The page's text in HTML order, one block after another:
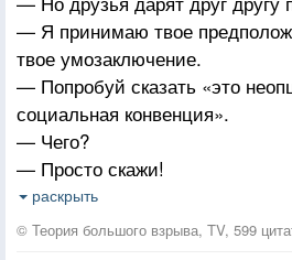
— Я принимаю твое
твое умозаключение.
— Попробуй сказать «это
социальная конвенция».
— Чего?
— Просто скажи!
— Шелдон, это неопциональная
конвенция.
раскрыть
© Теория большого взрыва, TV, 599